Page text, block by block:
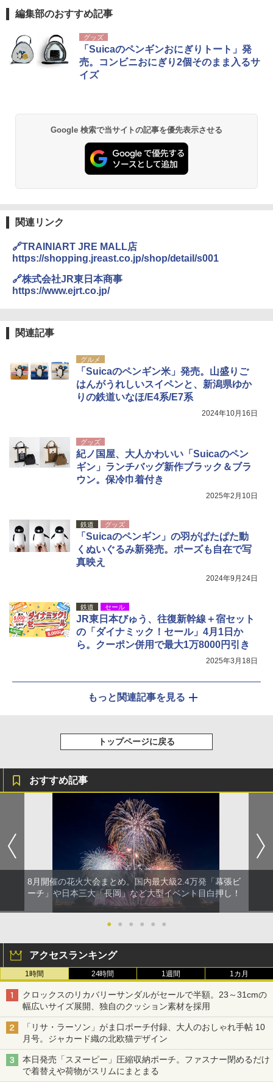
編集部のおすすめ記事
グッズ
「Suicaのペンギンおにぎりトート」発
売。コンビニおにぎり2個そのまま入るサ
イズ
Google 検索で当サイトの記事を優先表示させる
関連リンク
🔗TRAINIART JRE MALL店
https://shopping.jreast.co.jp/shop/detail/s001
🔗株式会社JR東日本商事
https://www.ejrt.co.jp/
関連記事
グルメ
「Suicaのペンギン米」発売。山盛りご
はんがうれしいスイペンと、新潟県ゆか
りの鉄道いなほ/E4系/E7系
2024年10月16日
グッズ
紀ノ国屋、大人かわいい「Suicaのペン
ギン」ランチバッグ新作ブラック＆ブラ
ウン。保冷巾着付き
2025年2月10日
鉄道 グッズ
「Suicaのペンギン」の羽がぱたぱた動
くぬいぐるみ新発売。ポーズも自在で写
真映え
2024年9月24日
鉄道 セール
JR東日本びゅう、往復新幹線＋宿セット
の「ダイナミック！セール」4月1日か
ら。クーポン併用で最大1万8000円引き
2025年3月18日
もっと関連記事を見る
トップページに戻る
おすすめ記事
8月開催の花火大会まとめ。国内最大級2.4万発「幕張ビ
ーチ」や日本三大「長岡」など大型イベント目白押し！
● ● ● ● ● ●
アクセスランキング
1時間 24時間 1週間 1カ月
クロックスのリカバリーサンダルがセールで半額。23～31cmの
幅広いサイズ展開、独自のクッション素材を採用
「リサ・ラーソン」がま口ポーチ付録、大人のおしゃれ手帖 10
月号。ジャカード織の北欧猫デザイン
本日発売「スヌーピー」圧縮収納ポーチ。ファスナー閉めるだけ
で着替えや荷物がスリムにまとまる